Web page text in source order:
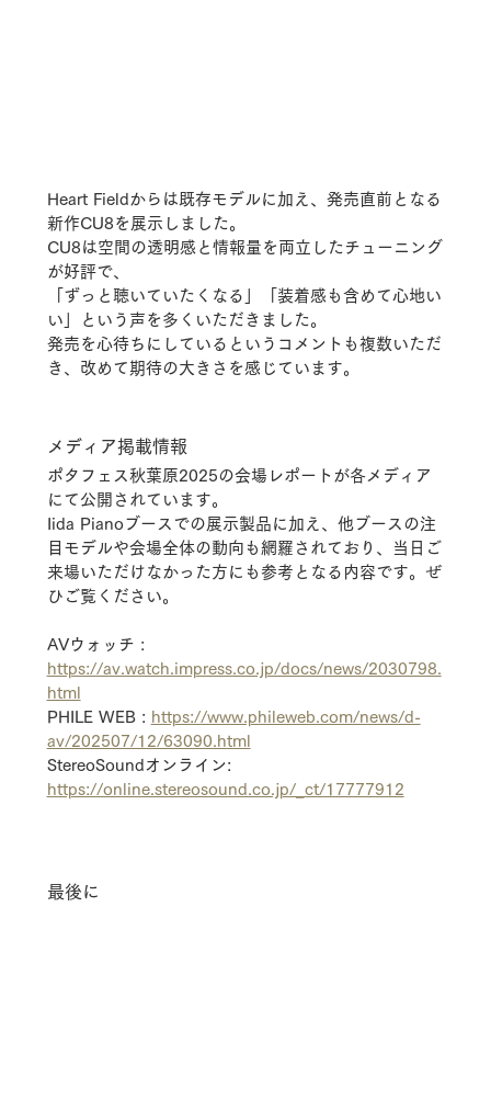
Heart Fieldからは既存モデルに加え、発売直前となる
新作CU8を展示しました。
CU8は空間の透明感と情報量を両立したチューニング
が好評で、
「ずっと聴いていたくなる」「装着感も含めて心地い
い」という声を多くいただきました。
発売を心待ちにしているというコメントも複数いただ
き、改めて期待の大きさを感じています。
メディア掲載情報
ポタフェス秋葉原2025の会場レポートが各メディア
にて公開されています。
Iida Pianoブースでの展示製品に加え、他ブースの注
目モデルや会場全体の動向も網羅されており、当日ご
来場いただけなかった方にも参考となる内容です。ぜ
ひご覧ください。
AVウォッチ :
https://av.watch.impress.co.jp/docs/news/2030798.
html
PHILE WEB : https://www.phileweb.com/news/d-
av/202507/12/63090.html
StereoSoundオンライン :
https://online.stereosound.co.jp/_ct/17777912
最後に